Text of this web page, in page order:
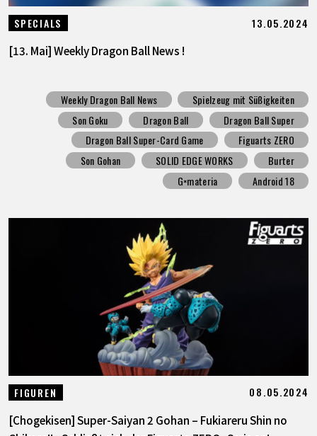
SPECIALS 13.05.2024
[13. Mai] Weekly Dragon Ball News !
Weekly Dragon Ball News
Spielzeug mit Süßigkeiten
Son Goku
Dragon Ball
Dragon Ball Super
Dragon Ball Super-Card Game
Figuarts ZERO
Son Gohan
SOLID EDGE WORKS
Burter
G×materia
Android 18
FIGUREN 08.05.2024
[Chogekisen] Super-Saiyan 2 Gohan – Fukiareru Shin no